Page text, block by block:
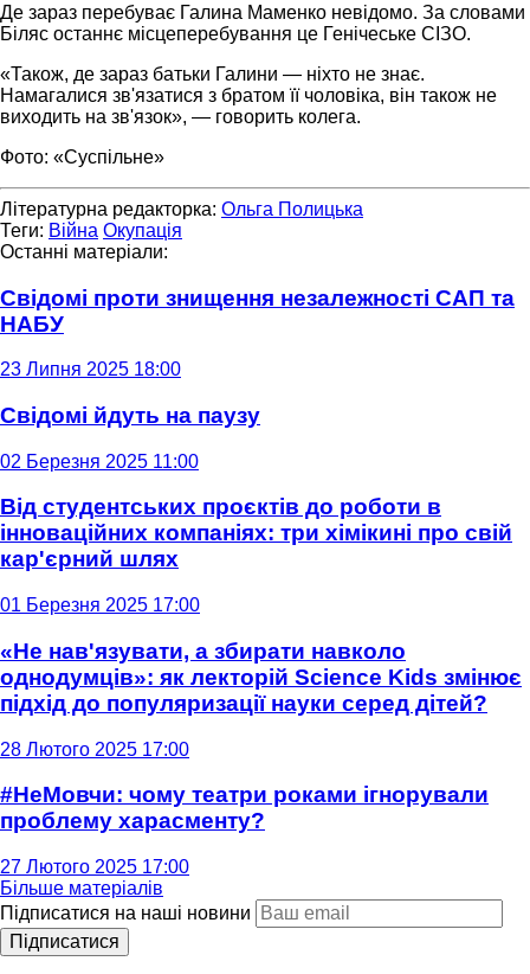
Де зараз перебуває Галина Маменко невідомо. За словами
Біляс останнє місцеперебування це Генічеське СІЗО.
«Також, де зараз батьки Галини — ніхто не знає.
Намагалися зв'язатися з братом її чоловіка, він також не
виходить на зв'язок», — говорить колега.
Фото: «Суспільне»
Літературна редакторка: Ольга Полицька
Теги: Війна Окупація
Останні матеріали:
Свідомі проти знищення незалежності САП та
НАБУ
23 Липня 2025 18:00
Свідомі йдуть на паузу
02 Березня 2025 11:00
Від студентських проєктів до роботи в
інноваційних компаніях: три хімікині про свій
кар'єрний шлях
01 Березня 2025 17:00
«Не нав'язувати, а збирати навколо
однодумців»: як лекторій Science Kids змінює
підхід до популяризації науки серед дітей?
28 Лютого 2025 17:00
#НеМовчи: чому театри роками ігнорували
проблему харасменту?
27 Лютого 2025 17:00
Більше матеріалів
Підписатися на наші новини
Підписатися